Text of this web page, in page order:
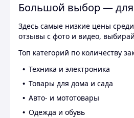
Большой выбор —
Здесь самые низкие цены
отзывы с фото и видео,
Топ категорий по количеству
Техника и электроника
Товары для дома и сада
Авто- и мототовары
Одежда и обувь